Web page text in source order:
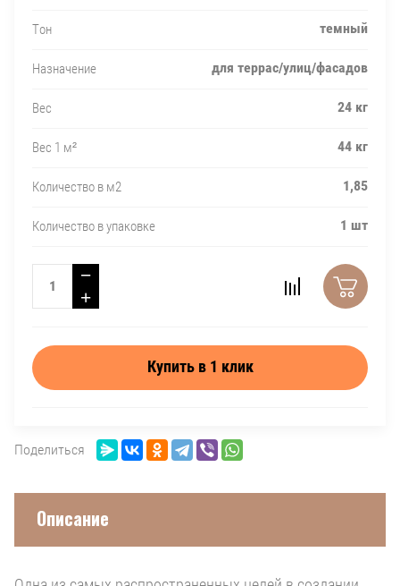
Тон темный
Назначение для террас/улиц/фасадов
Вес 24 кг
Вес 1 м² 44 кг
Количество в м2 1,85
Количество в упаковке 1 шт
−
+
Купить в 1 клик
Поделиться
Описание